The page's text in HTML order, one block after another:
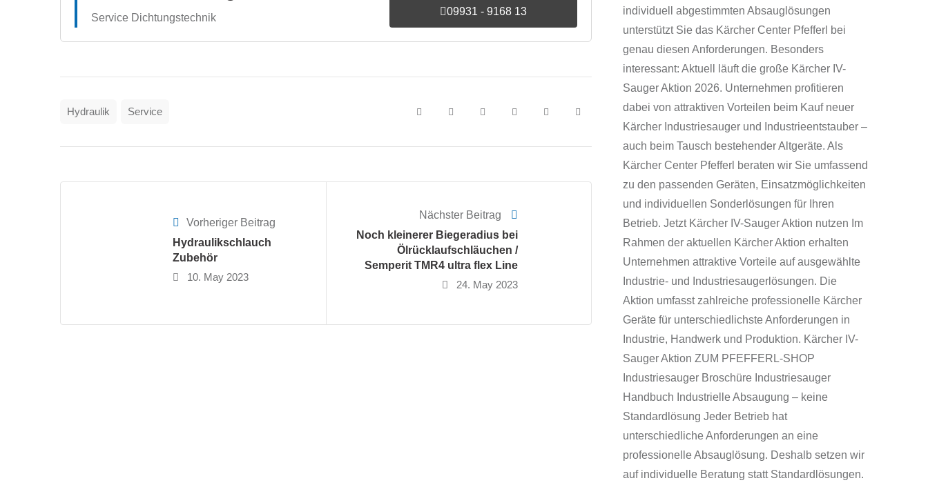
Service Dichtungstechnik 09931 - 9168 13
Hydraulik Service
Vorheriger Beitrag
Hydraulikschlauch
Zubehör
10. May 2023
Nächster Beitrag
Noch kleinerer Biegeradius bei
Ölrücklaufschläuchen /
Semperit TMR4 ultra flex Line
24. May 2023
individuell abgestimmten Absauglösungen
unterstützt Sie das Kärcher Center Pfefferl bei
genau diesen Anforderungen. Besonders
interessant: Aktuell läuft die große Kärcher IV-
Sauger Aktion 2026. Unternehmen profitieren
dabei von attraktiven Vorteilen beim Kauf neuer
Kärcher Industriesauger und Industrieentstauber –
auch beim Tausch bestehender Altgeräte. Als
Kärcher Center Pfefferl beraten wir Sie umfassend
zu den passenden Geräten, Einsatzmöglichkeiten
und individuellen Sonderlösungen für Ihren
Betrieb. Jetzt Kärcher IV-Sauger Aktion nutzen Im
Rahmen der aktuellen Kärcher Aktion erhalten
Unternehmen attraktive Vorteile auf ausgewählte
Industrie- und Industriesaugerlösungen. Die
Aktion umfasst zahlreiche professionelle Kärcher
Geräte für unterschiedlichste Anforderungen in
Industrie, Handwerk und Produktion. Kärcher IV-
Sauger Aktion ZUM PFEFFERL-SHOP
Industriesauger Broschüre Industriesauger
Handbuch Industrielle Absaugung – keine
Standardlösung Jeder Betrieb hat
unterschiedliche Anforderungen an eine
professionelle Absauglösung. Deshalb setzen wir
auf individuelle Beratung statt Standardlösungen.